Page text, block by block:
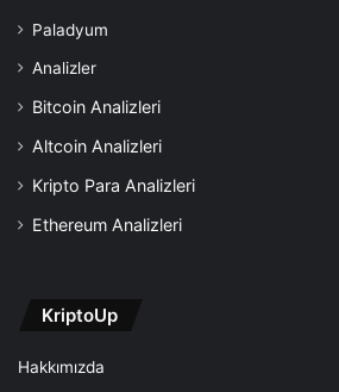
Paladyum
Analizler
Bitcoin Analizleri
Altcoin Analizleri
Kripto Para Analizleri
Ethereum Analizleri
KriptoUp
Hakkımızda